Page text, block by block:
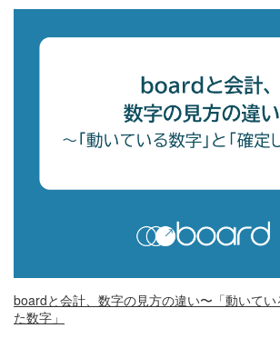
boardと会計、数字の見方の違い〜「動いて
た数字」